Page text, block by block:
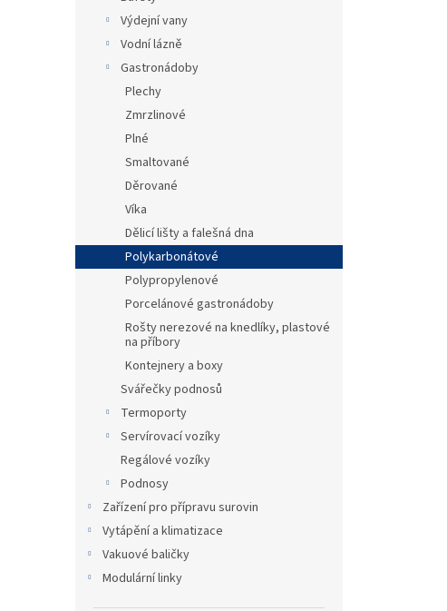
Výdejní vany
Vodní lázně
Gastronádoby
Plechy
Zmrzlinové
Plné
Smaltované
Děrované
Víka
Dělicí lišty a falešná dna
Polykarbonátové
Polypropylenové
Porcelánové gastronádoby
Rošty nerezové na knedlíky, plastové
na příbory
Kontejnery a boxy
Svářečky podnosů
Termoporty
Servírovací vozíky
Regálové vozíky
Podnosy
Zařízení pro přípravu surovin
Vytápění a klimatizace
Vakuové baličky
Modulární linky